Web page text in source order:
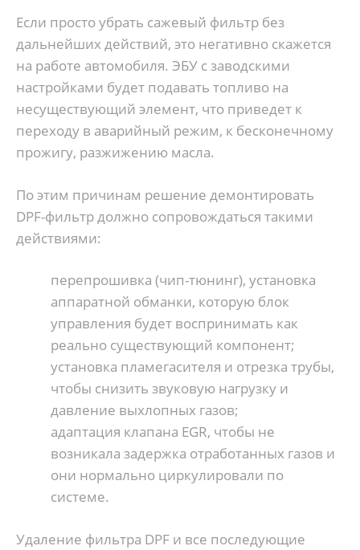
Если просто убрать сажевый фильтр без
дальнейших действий, это негативно скажется
на работе автомобиля. ЭБУ с заводскими
настройками будет подавать топливо на
несуществующий элемент, что приведет к
переходу в аварийный режим, к бесконечному
прожигу, разжижению масла.
По этим причинам решение демонтировать
DPF-фильтр должно сопровождаться такими
действиями:
перепрошивка (чип-тюнинг), установка
аппаратной обманки, которую блок
управления будет воспринимать как
реально существующий компонент;
установка пламегасителя и отрезка трубы,
чтобы снизить звуковую нагрузку и
давление выхлопных газов;
адаптация клапана EGR, чтобы не
возникала задержка отработанных газов и
они нормально циркулировали по
системе.
Удаление фильтра DPF и все последующие